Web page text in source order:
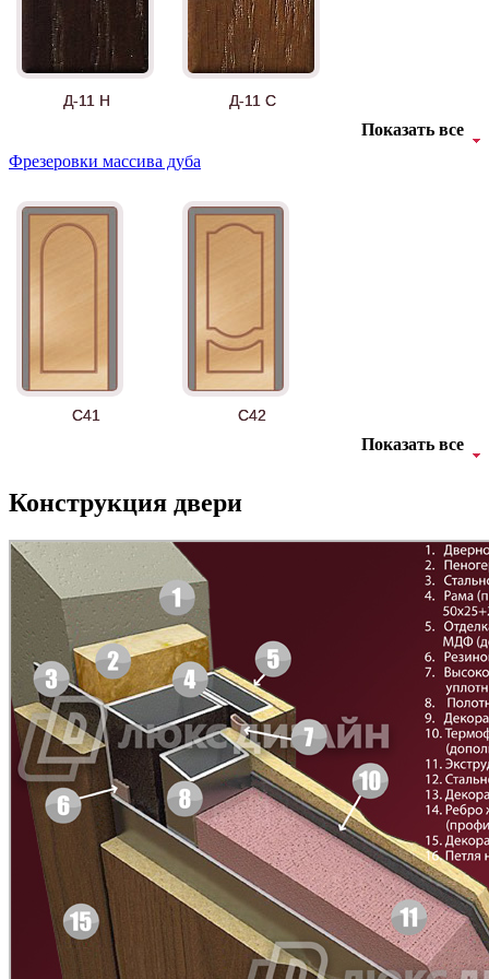
Д-11 Н Д-11 С
Д-15 60
Д-33
Д-35 С Д-35 СС
Показать все
Фрезеровки массива дуба
C41 C42
C43 C44
C45 C46
Показать все
Конструкция двери